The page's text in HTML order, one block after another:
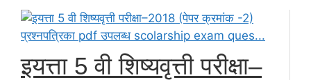
इयत्ता 5 वी शिष्यवृत्ती परीक्षा–